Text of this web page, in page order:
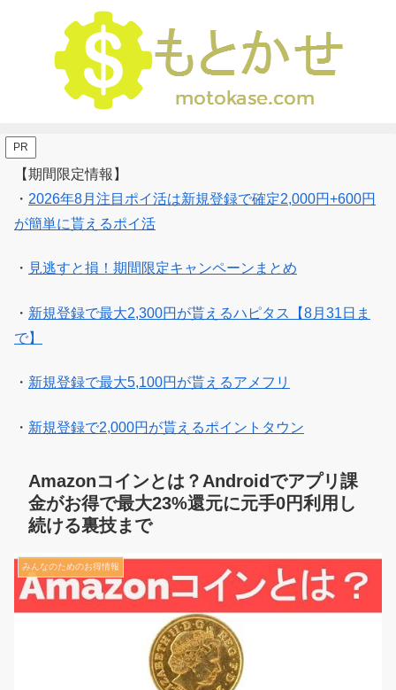
PR
【期間限定情報】
・ 2026年8月注目ポイ活は新規登録で確定2,000円+600円
が簡単に貰えるポイ活
・ 見逃すと損！期間限定キャンペーンまとめ
・ 新規登録で最大2,300円が貰えるハピタス【8月31日ま
で】
・ 新規登録で最大5,100円が貰えるアメフリ
・ 新規登録で2,000円が貰えるポイントタウン
Amazonコインとは？Androidでアプリ課
金がお得で最大23%還元に元手0円利用し
続ける裏技まで
みんなのためのお得情報